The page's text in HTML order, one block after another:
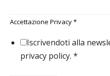
Accettazione Privacy*
Iscrivendoti alla
privacy policy. *